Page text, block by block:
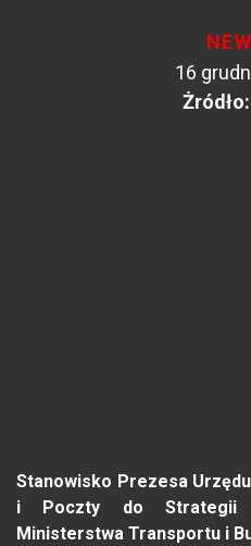
16
Żródło:
Stanowisko Prezesa
i Poczty do Strategii
Ministerstwa Transportu i